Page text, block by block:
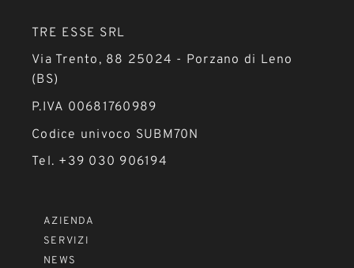
TRE ESSE SRL
Via Trento, 88 25024 - Porzano di Leno
(BS)
P.IVA 00681760989
Codice univoco SUBM70N
Tel. +39 030 906194
AZIENDA
SERVIZI
NEWS